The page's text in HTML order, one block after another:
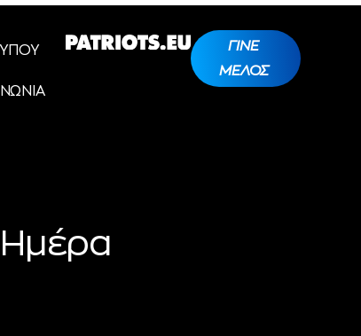
ΓΙΝΕ
ΜΕΛΟΣ